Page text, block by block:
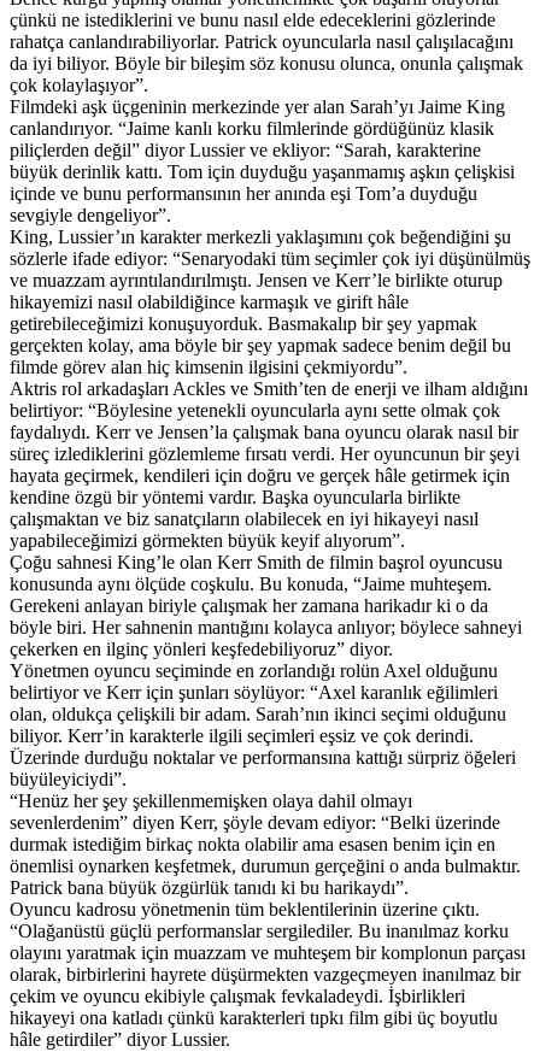
çünkü ne istediklerini ve bunu nasıl elde edeceklerini gözlerinde
rahatça canlandırabiliyorlar. Patrick oyuncularla nasıl çalışılacağını
da iyi biliyor. Böyle bir bileşim söz konusu olunca, onunla çalışmak
çok kolaylaşıyor”.
Filmdeki aşk üçgeninin merkezinde yer alan Sarah’yı Jaime King
canlandırıyor. “Jaime kanlı korku filmlerinde gördüğünüz klasik
piliçlerden değil” diyor Lussier ve ekliyor: “Sarah, karakterine
büyük derinlik kattı. Tom için duyduğu yaşanmamış aşkın çelişkisi
içinde ve bunu performansının her anında eşi Tom’a duyduğu
sevgiyle dengeliyor”.
King, Lussier’ın karakter merkezli yaklaşımını çok beğendiğini şu
sözlerle ifade ediyor: “Senaryodaki tüm seçimler çok iyi düşünülmüş
ve muazzam ayrıntılandırılmıştı. Jensen ve Kerr’le birlikte oturup
hikayemizi nasıl olabildiğince karmaşık ve girift hâle
getirebileceğimizi konuşuyorduk. Basmakalıp bir şey yapmak
gerçekten kolay, ama böyle bir şey yapmak sadece benim değil bu
filmde görev alan hiç kimsenin ilgisini çekmiyordu”.
Aktris rol arkadaşları Ackles ve Smith’ten de enerji ve ilham aldığını
belirtiyor: “Böylesine yetenekli oyuncularla aynı sette olmak çok
faydalıydı. Kerr ve Jensen’la çalışmak bana oyuncu olarak nasıl bir
süreç izlediklerini gözlemleme fırsatı verdi. Her oyuncunun bir şeyi
hayata geçirmek, kendileri için doğru ve gerçek hâle getirmek için
kendine özgü bir yöntemi vardır. Başka oyuncularla birlikte
çalışmaktan ve biz sanatçıların olabilecek en iyi hikayeyi nasıl
yapabileceğimizi görmekten büyük keyif alıyorum”.
Çoğu sahnesi King’le olan Kerr Smith de filmin başrol oyuncusu
konusunda aynı ölçüde coşkulu. Bu konuda, “Jaime muhteşem.
Gerekeni anlayan biriyle çalışmak her zamana harikadır ki o da
böyle biri. Her sahnenin mantığını kolayca anlıyor; böylece sahneyi
çekerken en ilginç yönleri keşfedebiliyoruz” diyor.
Yönetmen oyuncu seçiminde en zorlandığı rolün Axel olduğunu
belirtiyor ve Kerr için şunları söylüyor: “Axel karanlık eğilimleri
olan, oldukça çelişkili bir adam. Sarah’nın ikinci seçimi olduğunu
biliyor. Kerr’in karakterle ilgili seçimleri eşsiz ve çok derindi.
Üzerinde durduğu noktalar ve performansına kattığı sürpriz öğeleri
büyüleyiciydi”.
“Henüz her şey şekillenmemişken olaya dahil olmayı
sevenlerdenim” diyen Kerr, şöyle devam ediyor: “Belki üzerinde
durmak istediğim birkaç nokta olabilir ama esasen benim için en
önemlisi oynarken keşfetmek, durumun gerçeğini o anda bulmaktır.
Patrick bana büyük özgürlük tanıdı ki bu harikaydı”.
Oyuncu kadrosu yönetmenin tüm beklentilerinin üzerine çıktı.
“Olağanüstü güçlü performanslar sergilediler. Bu inanılmaz korku
olayını yaratmak için muazzam ve muhteşem bir komplonun parçası
olarak, birbirlerini hayrete düşürmekten vazgeçmeyen inanılmaz bir
çekim ve oyuncu ekibiyle çalışmak fevkaladeydi. İşbirlikleri
hikayeyi ona katladı çünkü karakterleri tıpkı film gibi üç boyutlu
hâle getirdiler” diyor Lussier.